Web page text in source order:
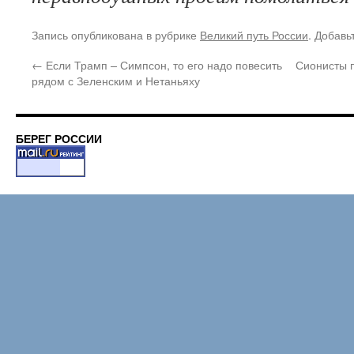
Запись опубликована в рубрике Великий путь России.
← Если Трамп – Симпсон, то его надо повесить
рядом с Зеленским и Нетаньяху
Сионисты
БЕРЕГ РОССИИ